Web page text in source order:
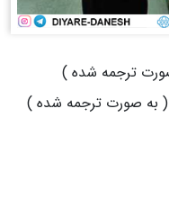
ترجمه شده )
( به صورت ترجمه شده )